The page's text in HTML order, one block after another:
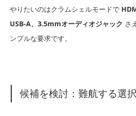
やりたいのはクラムシェルモードで
USB-A、3.5mmオーディオジャック さ
ンプルな要求です。
候補を検討：難航する選択